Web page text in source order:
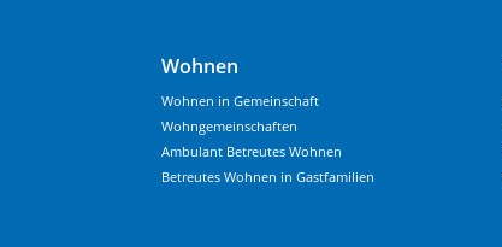
Wohnen
Wohnen in Gemeinschaft
Wohngemeinschaften
Ambulant Betreutes Wohnen
Betreutes Wohnen in Gastfamilien